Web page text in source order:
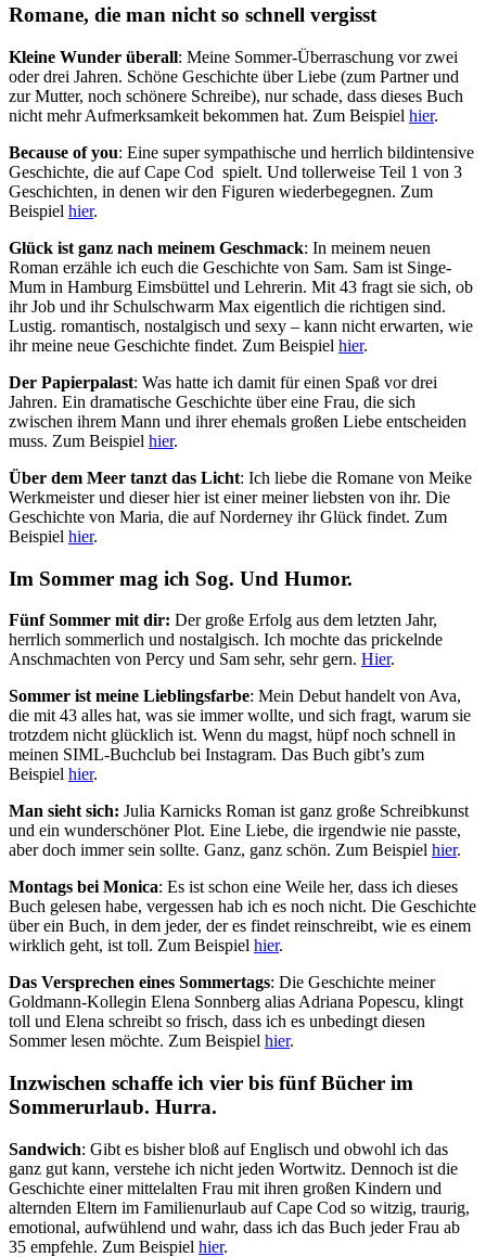
Romane, die man nicht so schnell vergisst
Kleine Wunder überall: Meine Sommer-Überraschung vor zwei
oder drei Jahren. Schöne Geschichte über Liebe (zum Partner und
zur Mutter, noch schönere Schreibe), nur schade, dass dieses Buch
nicht mehr Aufmerksamkeit bekommen hat. Zum Beispiel hier.
Because of you: Eine super sympathische und herrlich bildintensive
Geschichte, die auf Cape Cod spielt. Und tollerweise Teil 1 von 3
Geschichten, in denen wir den Figuren wiederbegegnen. Zum
Beispiel hier.
Glück ist ganz nach meinem Geschmack: In meinem neuen
Roman erzähle ich euch die Geschichte von Sam. Sam ist Singe-
Mum in Hamburg Eimsbüttel und Lehrerin. Mit 43 fragt sie sich, ob
ihr Job und ihr Schulschwarm Max eigentlich die richtigen sind.
Lustig. romantisch, nostalgisch und sexy – kann nicht erwarten, wie
ihr meine neue Geschichte findet. Zum Beispiel hier.
Der Papierpalast: Was hatte ich damit für einen Spaß vor drei
Jahren. Ein dramatische Geschichte über eine Frau, die sich
zwischen ihrem Mann und ihrer ehemals großen Liebe entscheiden
muss. Zum Beispiel hier.
Über dem Meer tanzt das Licht: Ich liebe die Romane von Meike
Werkmeister und dieser hier ist einer meiner liebsten von ihr. Die
Geschichte von Maria, die auf Norderney ihr Glück findet. Zum
Beispiel hier.
Im Sommer mag ich Sog. Und Humor.
Fünf Sommer mit dir: Der große Erfolg aus dem letzten Jahr,
herrlich sommerlich und nostalgisch. Ich mochte das prickelnde
Anschmachten von Percy und Sam sehr, sehr gern. Hier.
Sommer ist meine Lieblingsfarbe: Mein Debut handelt von Ava,
die mit 43 alles hat, was sie immer wollte, und sich fragt, warum sie
trotzdem nicht glücklich ist. Wenn du magst, hüpf noch schnell in
meinen SIML-Buchclub bei Instagram. Das Buch gibt’s zum
Beispiel hier.
Man sieht sich: Julia Karnicks Roman ist ganz große Schreibkunst
und ein wunderschöner Plot. Eine Liebe, die irgendwie nie passte,
aber doch immer sein sollte. Ganz, ganz schön. Zum Beispiel hier.
Montags bei Monica: Es ist schon eine Weile her, dass ich dieses
Buch gelesen habe, vergessen hab ich es noch nicht. Die Geschichte
über ein Buch, in dem jeder, der es findet reinschreibt, wie es einem
wirklich geht, ist toll. Zum Beispiel hier.
Das Versprechen eines Sommertags: Die Geschichte meiner
Goldmann-Kollegin Elena Sonnberg alias Adriana Popescu, klingt
toll und Elena schreibt so frisch, dass ich es unbedingt diesen
Sommer lesen möchte. Zum Beispiel hier.
Inzwischen schaffe ich vier bis fünf Bücher im
Sommerurlaub. Hurra.
Sandwich: Gibt es bisher bloß auf Englisch und obwohl ich das
ganz gut kann, verstehe ich nicht jeden Wortwitz. Dennoch ist die
Geschichte einer mittelalten Frau mit ihren großen Kindern und
alternden Eltern im Familienurlaub auf Cape Cod so witzig, traurig,
emotional, aufwühlend und wahr, dass ich das Buch jeder Frau ab
35 empfehle. Zum Beispiel hier.